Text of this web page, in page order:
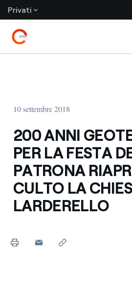
Privati
10 settembre 2018
200 ANNI
PER LA FESTA
PATRONA
CULTO LA
LARDERELLO